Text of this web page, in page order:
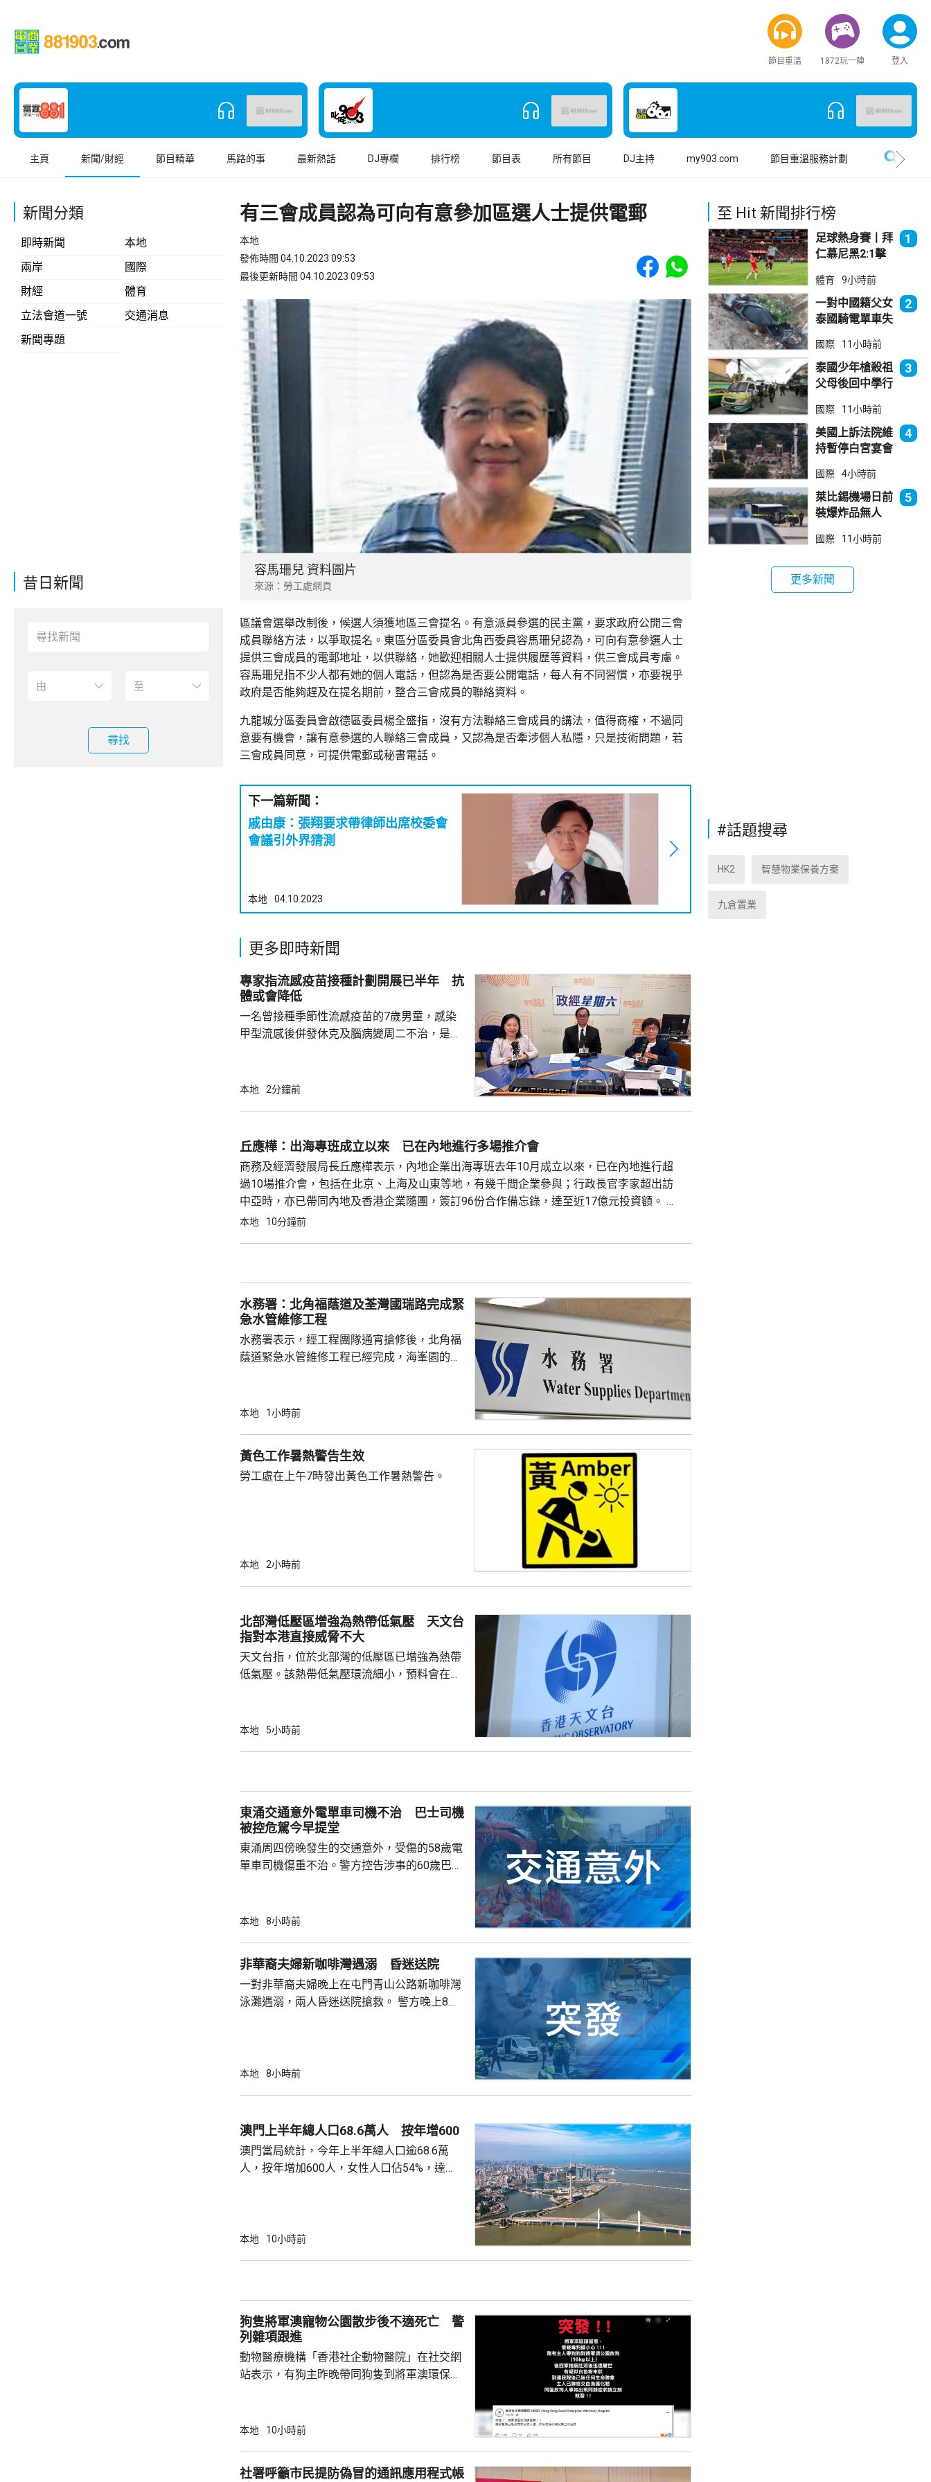
節目重溫 1872玩一陣 登入
主頁 新聞/財經 節目精華 馬路的事 最新熱話 DJ專欄 排行榜 節目表 所有節目 DJ主持 my903.com 節目重溫服務計劃
新聞分類
即時新聞
本地
兩岸
國際
財經
體育
立法會道一號
交通消息
新聞專題
昔日新聞
尋找
有三會成員認為可向有意參加區選人士提供電郵
本地
發佈時間 04.10.2023 09:53
最後更新時間 04.10.2023 09:53
Share to Facebook
Share to WhatsApp
容馬珊兒 資料圖片
來源：勞工處網頁
區議會選舉改制後，候選人須獲地區三會提名。有意派員參選的民主黨，要求政府公開三會
成員聯絡方法，以爭取提名。東區分區委員會北角西委員容馬珊兒認為，可向有意參選人士
提供三會成員的電郵地址，以供聯絡，她歡迎相關人士提供履歷等資料，供三會成員考慮。
容馬珊兒指不少人都有她的個人電話，但認為是否要公開電話，每人有不同習慣，亦要視乎
政府是否能夠趕及在提名期前，整合三會成員的聯絡資料。
九龍城分區委員會啟德區委員楊全盛指，沒有方法聯絡三會成員的講法，值得商榷，不過同
意要有機會，讓有意參選的人聯絡三會成員，又認為是否牽涉個人私隱，只是技術問題，若
三會成員同意，可提供電郵或秘書電話。
下一篇新聞：
戚由康：張翔要求帶律師出席校委會
會議引外界猜測
本地 04.10.2023
更多即時新聞
專家指流感疫苗接種計劃開展已半年 抗
體或會降低
一名曾接種季節性流感疫苗的7歲男童，感染
甲型流感後併發休克及腦病變周二不治，是本
系名譽臨床副教授關日華認為是個別事件，形
的抗體會降低，亦要視乎病人本身有否先天性
問題，令免疫力減弱。 衞生防護中心指截至7
月底，錄得12名兒童流感引發嚴重併發症...
本地 2分鐘前
丘應樺：出海專班成立以來 已在內地進行多場推介會
商務及經濟發展局長丘應樺表示，內地企業出海專班去年10月成立以來，已在內地進行超
過10場推介會，包括在北京、上海及山東等地，有幾千間企業參與；行政長官李家超出訪
中亞時，亦已帶同內地及香港企業隨團，簽訂96份合作備忘錄，達至近17億元投資額。 丘
應樺在本台節目指，當局協助企業「出海」時，會先將企業「引進來」，鼓勵在香港先成
本地 10分鐘前
水務署：北角福蔭道及荃灣國瑞路完成緊
急水管維修工程
水務署表示，經工程團隊通宵搶修後，北角福
蔭道緊急水管維修工程已經完成，海峯園的食
應於凌晨4時起陸續恢復正常。
本地 1小時前
黃色工作暑熱警告生效
勞工處在上午7時發出黃色工作暑熱警告。
本地 2小時前
北部灣低壓區增強為熱帶低氣壓 天文台
指對本港直接威脅不大
天文台指，位於北部灣的低壓區已增強為熱帶
低氣壓。該熱帶低氣壓環流細小，預料會在今
採取靠近廣東沿岸的路徑，否則需要發出一號
本地 5小時前
東涌交通意外電單車司機不治 巴士司機
被控危駕今早提堂
東涌周四傍晚發生的交通意外，受傷的58歲電
單車司機傷重不治。警方控告涉事的60歲巴士
龍運巴士沿東涌東交匯處行駛，去到近北大嶼
身體多處受傷，昏迷送往北大嶼山醫院，延至
周五早上8時許證實死亡。
本地 8小時前
非華裔夫婦新咖啡灣遇溺 昏迷送院
一對非華裔夫婦晚上在屯門青山公路新咖啡灣
泳灘遇溺，兩人昏迷送院搶救。 警方晚上8時
本地 8小時前
澳門上半年總人口68.6萬人 按年增600
澳門當局統計，今年上半年總人口逾68.6萬
人，按年增加600人，女性人口佔54%，達
方面，上半年從內地持單程證的新來澳人士有
本地 10小時前
狗隻將軍澳寵物公園散步後不適死亡 警
列雜項跟進
動物醫療機構「香港社企動物醫院」在社交網
站表示，有狗主昨晚帶同狗隻到將軍澳環保大
亡，狗主事後聯絡交由漁護署化驗。 警方表
捕。
本地 10小時前
社署呼籲市民提防偽冒的通訊應用程式帳
至 Hit 新聞排行榜
足球熱身賽丨拜
仁慕尼黑2:1擊
1
體育 9小時前
一對中國籍父女
泰國騎電單車失
傷
2
國際 11小時前
泰國少年槍殺祖
父母後回中學行
死23傷
3
國際 11小時前
美國上訴法院維
持暫停白宮宴會
4
國際 4小時前
萊比錫機場日前
裝爆炸品無人
發現再踢落
5
國際 11小時前
更多新聞
#話題搜尋
HK2 智慧物業保養方案
九倉置業